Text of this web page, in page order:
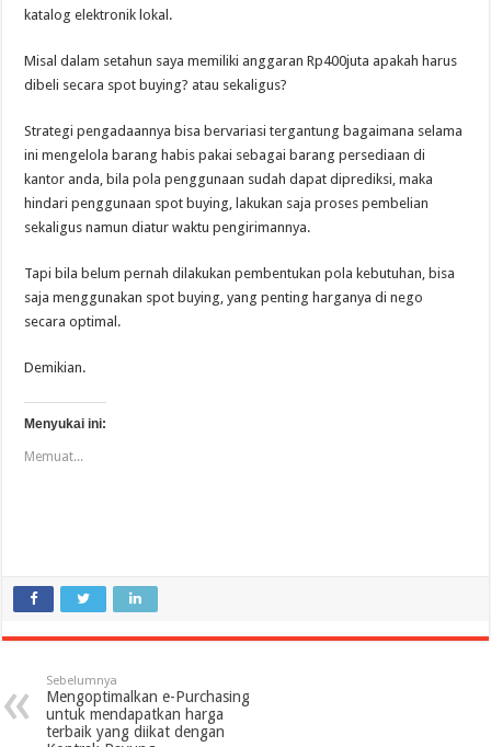
katalog elektronik lokal.
Misal dalam setahun saya memiliki anggaran Rp400juta apakah harus
dibeli secara spot buying? atau sekaligus?
Strategi pengadaannya bisa bervariasi tergantung bagaimana selama
ini mengelola barang habis pakai sebagai barang persediaan di
kantor anda, bila pola penggunaan sudah dapat diprediksi, maka
hindari penggunaan spot buying, lakukan saja proses pembelian
sekaligus namun diatur waktu pengirimannya.
Tapi bila belum pernah dilakukan pembentukan pola kebutuhan, bisa
saja menggunakan spot buying, yang penting harganya di nego
secara optimal.
Demikian.
Menyukai ini:
Memuat...
Sebelumnya
Mengoptimalkan e-Purchasing
untuk mendapatkan harga
terbaik yang diikat dengan